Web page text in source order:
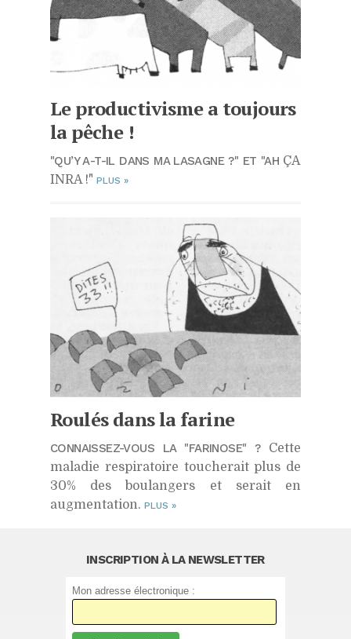
Le productivisme a toujours
la pêche !
"QU’Y A-T-IL DANS MA LASAGNE ?" ET "AH ÇA
INRA !" PLUS »
Roulés dans la farine
CONNAISSEZ-VOUS LA "FARINOSE" ?Cette
maladie respiratoire toucherait plus de
30% des boulangers et serait en
augmentation. PLUS »
INSCRIPTION À LA NEWSLETTER
Mon adresse électronique :